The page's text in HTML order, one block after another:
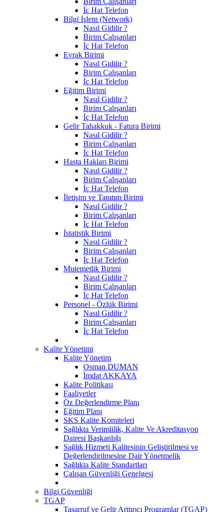
İç Hat Telefon
Bilgi İşlem (Network)
Nasıl Gidilir ?
Birim Çalışanları
İç Hat Telefon
Evrak Birimi
Nasıl Gidilir ?
Birim Çalışanları
İç Hat Telefon
Eğitim Birimi
Nasıl Gidilir ?
Birim Çalışanları
İç Hat Telefon
Gelir Tahakkuk - Fatura Birimi
Nasıl Gidilir ?
Birim Çalışanları
İç Hat Telefon
Hasta Hakları Birimi
Nasıl Gidilir ?
Birim Çalışanları
İç Hat Telefon
İletişim ve Tanıtım Birimi
Nasıl Gidilir ?
Birim Çalışanları
İç Hat Telefon
İstatistik Birimi
Nasıl Gidilir ?
Birim Çalışanları
İç Hat Telefon
Mutemetlik Birimi
Nasıl Gidilir ?
Birim Çalışanları
İç Hat Telefon
Personel - Özlük Birimi
Nasıl Gidilir ?
Birim Çalışanları
İç Hat Telefon
Kalite Yönetimi
Kalite Yönetim
Osman DUMAN
İmdat AKKAYA
Kalite Politikası
Faaliyetler
Öz Değerlendirme Planı
Eğitim Planı
SKS Kalite Komiteleri
Sağlıkta Verimlilik, Kalite Ve Akreditasyon
Dairesi Başkanlığı
Sağlık Hizmeti Kalitesinin Geliştirilmesi ve
Değerlendirilmesine Dair Yönetmelik
Sağlıkta Kalite Standartları
Çalışan Güvenliği Genelgesi
Bilgi Güvenliği
TGAP
Tasarruf ve Gelir Arttırıcı Programlar (TGAP)